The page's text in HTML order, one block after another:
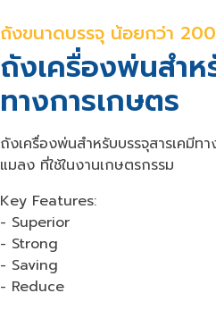
ถังขนาดบรรจุ น้อยกว่า
ถังเครื่องพ่นสำห
ทางการเกษตร
ถังเครื่องพ่นสำหรับบรรจุสารเคมีท
แมลง ที่ใช้ในงานเกษตรกรรม
Key Features:
- Superior
- Strong
- Saving
- Reduce